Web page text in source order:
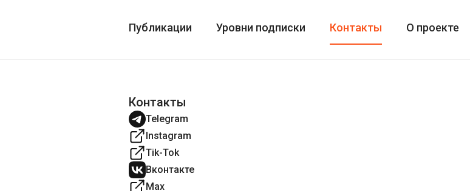
Публикации Уровни подписки Контакты О проекте
Контакты
Telegram
Instagram
Tik-Tok
Вконтакте
Max